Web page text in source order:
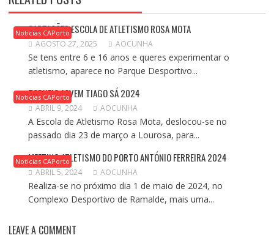
Noticias CAPorto
CAPTAÇÕES ESCOLA DE ATLETISMO ROSA MOTA
AGOSTO 27, 2025 AOCUNHA
Se tens entre 6 e 16 anos e queres experimentar o
atletismo, aparece no Parque Desportivo...
Noticias CAPorto
TORNEIO JOVEM TIAGO SÁ 2024
ABRIL 9, 2024 AOCUNHA
A Escola de Atletismo Rosa Mota, deslocou-se no
passado dia 23 de março a Lourosa, para...
Noticias CAPorto
MEETING ATLETISMO DO PORTO ANTÓNIO FERREIRA 2024
ABRIL 5, 2024 AOCUNHA
Realiza-se no próximo dia 1 de maio de 2024, no
Complexo Desportivo de Ramalde, mais uma...
LEAVE A COMMENT